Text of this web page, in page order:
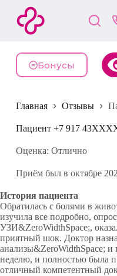
й
и
у
и
Бонусы
Главная Отзывы
Пациент +7 917
Оценка: Отлично
Приём был в октябре
История пациента
Обратилась с болями в
изучила все подробно,
УЗИ&ZeroWidthSpace;,
приятный шок. Доктор
анализы&ZeroWidthSpace; и
неделю, и полностью была
отличный компетентный